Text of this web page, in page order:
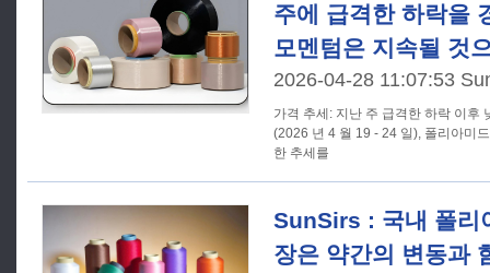
주에 급격한 하락을
모멘텀은 지속될 것
2026-04-28 11:07:53
가격 추세: 지난 주 급격한 하락 이후 낮은
(2026 년 4 월 19 - 24 일), 폴리아미
한 추세를
SunSirs : 국내 폴리
장은 약간의 변동과